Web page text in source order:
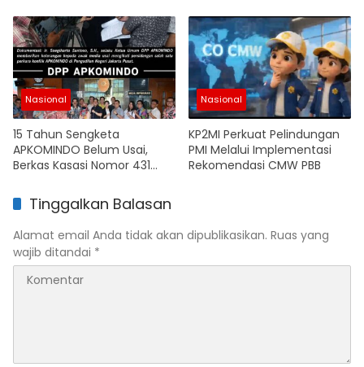
Kepemimpinan Cepat dan
Merangkul Nusantara
Nasional
15 Tahun Sengketa
APKOMINDO Belum Usai,
Berkas Kasasi Nomor 431
Mahkamah Agung
Nasional
KP2MI Perkuat Pelindungan
PMI Melalui Implementasi
Rekomendasi CMW PBB
Tinggalkan Balasan
Alamat email Anda tidak akan dipublikasikan. Ruas yang
wajib ditandai *